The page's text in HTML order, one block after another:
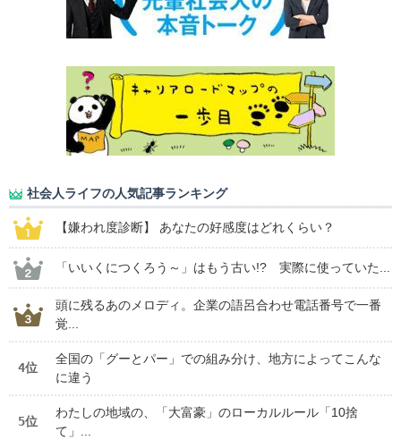
社会人ライフの人気記事ランキング
【嫌われ度診断】 あなたの好感度はどれくらい？
「いいくにつくろう～」はもう古い!? 実際に使っていた...
頭に残るあのメロディ。企業の語呂合わせ電話番号で一番
覚...
4位
全国の「グーとパー」での組み分け、地方によってこんな
に違う
5位
わたしの地域の、「大富豪」のローカルルール「10捨
て」...